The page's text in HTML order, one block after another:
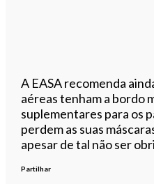
A EASA recomenda
aéreas tenham a bordo
suplementares para os
perdem as suas
apesar de tal não ser
Partilhar